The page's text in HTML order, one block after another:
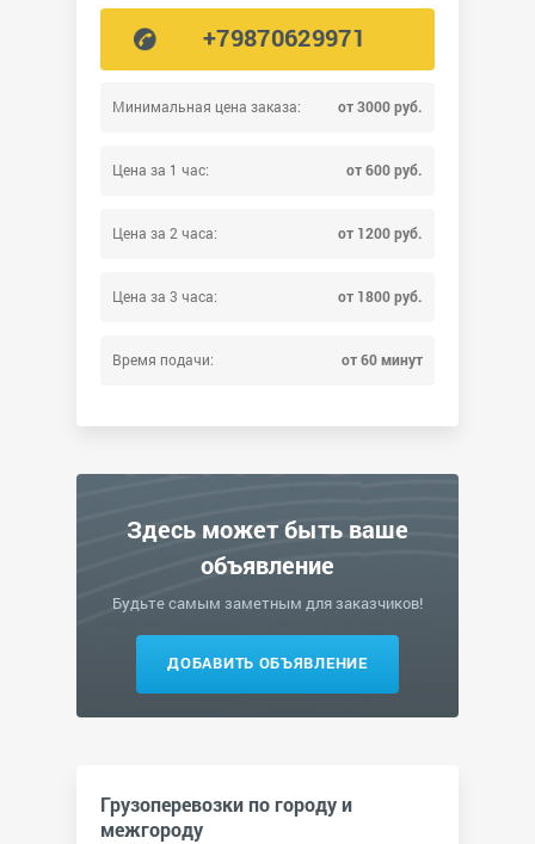
Минимальная цена заказа: от 3000 руб.
Цена за 1 час: от 600 руб.
Цена за 2 часа: от 1200 руб.
Цена за 3 часа: от 1800 руб.
Время подачи: от 60 минут
+79870629971
Здесь может быть ваше
объявление
Будьте самым заметным для заказчиков!
ДОБАВИТЬ ОБЪЯВЛЕНИЕ
Грузоперевозки по городу и
межгороду